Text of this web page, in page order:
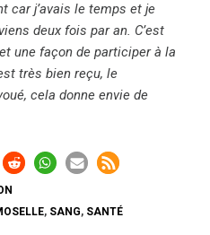
car j’avais le temps et je
deux fois par an. C’est
une façon de participer à la
très bien reçu, le
cela donne envie de
, SANG, SANTÉ